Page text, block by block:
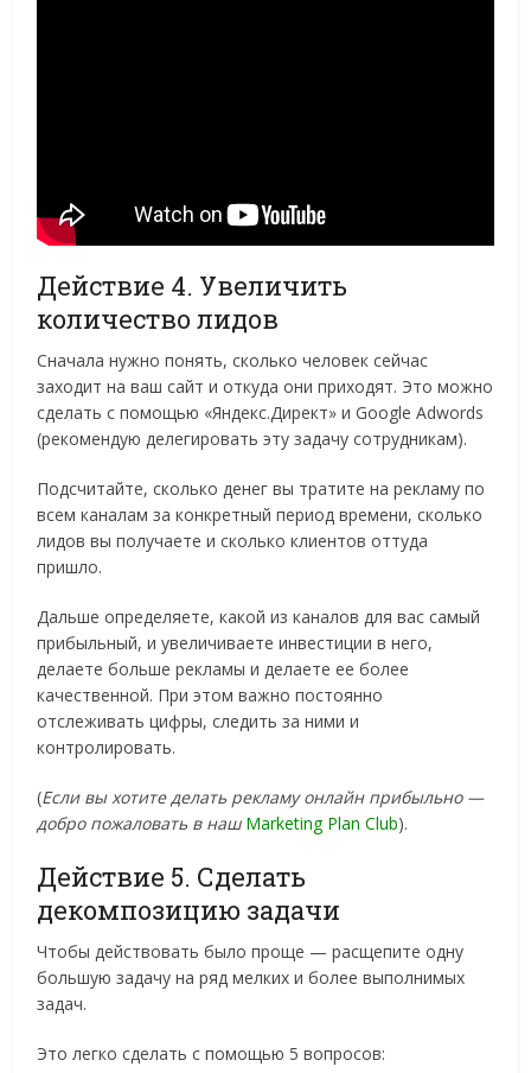
Действие 4. Увеличить
количество лидов
Сначала нужно понять, сколько человек сейчас
заходит на ваш сайт и откуда они приходят. Это можно
сделать с помощью «Яндекс.Директ» и Google Adwords
(рекомендую делегировать эту задачу сотрудникам).
Подсчитайте, сколько денег вы тратите на рекламу по
всем каналам за конкретный период времени, сколько
лидов вы получаете и сколько клиентов оттуда
пришло.
Дальше определяете, какой из каналов для вас самый
прибыльный, и увеличиваете инвестиции в него,
делаете больше рекламы и делаете ее более
качественной. При этом важно постоянно
отслеживать цифры, следить за ними и
контролировать.
(Если вы хотите делать рекламу онлайн прибыльно —
добро пожаловать в наш Marketing Plan Club).
Действие 5. Сделать
декомпозицию задачи
Чтобы действовать было проще — расщепите одну
большую задачу на ряд мелких и более выполнимых
задач.
Это легко сделать с помощью 5 вопросов: